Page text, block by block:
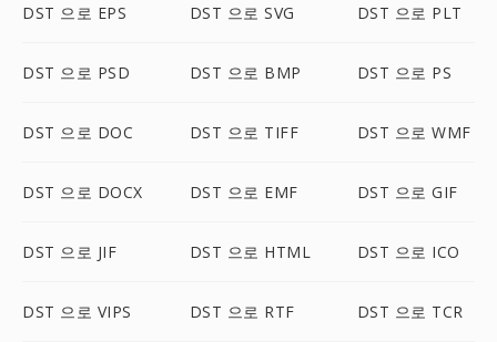
DST 으로 EPS DST 으로 SVG DST 으로 PLT
DST 으로 PSD DST 으로 BMP DST 으로 PS
DST 으로 DOC DST 으로 TIFF DST 으로 WMF
DST 으로 DOCX DST 으로 EMF DST 으로 GIF
DST 으로 JIF DST 으로 HTML DST 으로 ICO
DST 으로 VIPS DST 으로 RTF DST 으로 TCR